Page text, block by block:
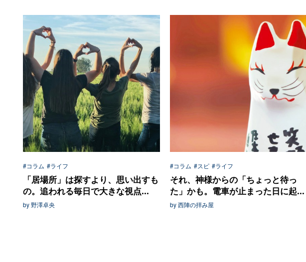
#コラム #ライフ
「居場所」は探すより、思い出すも
の。追われる毎日で大きな視点...
by 野澤卓央
#コラム #スピ #ライフ
それ、神様からの「ちょっと待っ
た」かも。電車が止まった日に起...
by 西陣の拝み屋